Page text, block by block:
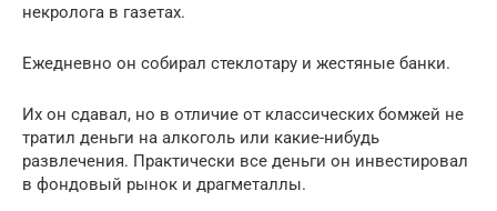
некролога в газетах.
Ежедневно он собирал стеклотару и жестяные банки.
Их он сдавал, но в отличие от классических бомжей не
тратил деньги на алкоголь или какие-нибудь
развлечения. Практически все деньги он инвестировал
в фондовый рынок и драгметаллы.